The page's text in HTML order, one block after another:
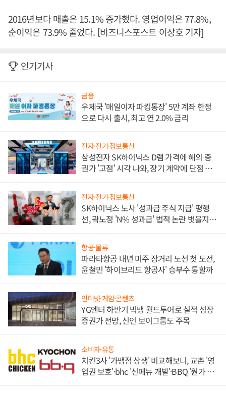
2016년보다 매출은 15.1% 증가했다. 영업이익은 77.8%,
순이익은 73.9% 줄었다. [비즈니스포스트 이상호 기자]
인기기사
금융
우체국 '매일이자 파킹통장' 5만 계좌 한정
으로 다시 출시, 최고 연 2.0% 금리
전자·전기·정보통신
삼성전자 SK하이닉스 D램 가격에 해외 증
권가 '고점' 시각 나와, 장기 계약에 단점 부
전자·전기·정보통신
SK하이닉스 노사 '성과급 주식 지급' 평행
선, 곽노정 'N% 성과급' 법적 논란 벗을지 주
항공·물류
파라타항공 내년 미주 장거리 노선 첫 도전,
윤철민 '하이브리드 항공사' 승부수 통할까
인터넷·게임·콘텐츠
YG엔터 하반기 빅뱅 월드투어로 실적 성장
증권가 전망, 신인 보이그룹도 주목
소비자·유통
치킨3사 '가맹점 상생' 비교해보니, 교촌 '영
업권 보호'·bhc '신메뉴 개발'·BBQ '원가 부